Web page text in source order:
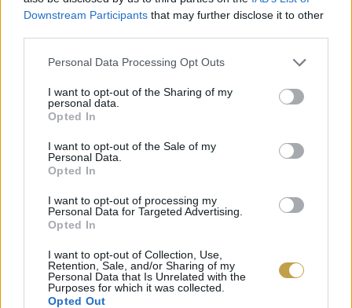
Downstream Participants that may further disclose it to other
Please note that this website/app uses one or more Google
not limited to your visit or usage behaviour. You may click to
grant or deny consent to Google and its third-party tags to
use your data for below specified purposes in below Google
consent section.
Personal Data Processing Opt Outs
I want to opt-out of the Sharing of my
personal data.
Opted In
I want to opt-out of the Sale of my
Personal Data.
Opted In
I want to opt-out of processing my
Personal Data for Targeted Advertising.
Opted In
I want to opt-out of Collection, Use,
Retention, Sale, and/or Sharing of my
Personal Data that Is Unrelated with the
Purposes for which it was collected.
Opted Out
kidobni az ételt.